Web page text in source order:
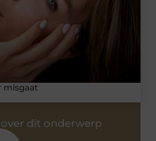
misgaat
dit onderwerp